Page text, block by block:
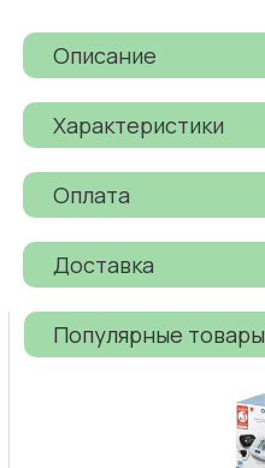
Описание
Характеристики
Оплата
Доставка
Популярные товары